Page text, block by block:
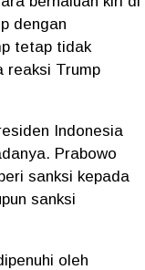
dengan
tetap tidak
reaksi Trump
Indonesia
Prabowo
sanksi kepada
sanksi
oleh